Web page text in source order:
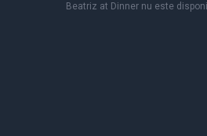
Beatriz at Dinner nu este